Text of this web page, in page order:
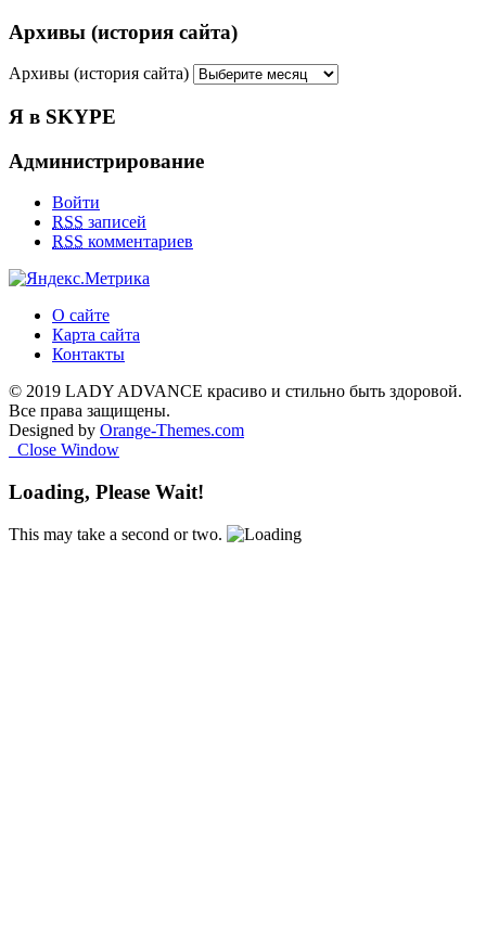
Архивы (история сайта)
Архивы (история сайта)
Я в SKYPE
Администрирование
Войти
RSS записей
RSS комментариев
О сайте
Карта сайта
Контакты
© 2019 LADY ADVANCE красиво и стильно быть здоровой.
Все права защищены.
Designed by Orange-Themes.com
Close Window
Loading, Please Wait!
This may take a second or two.